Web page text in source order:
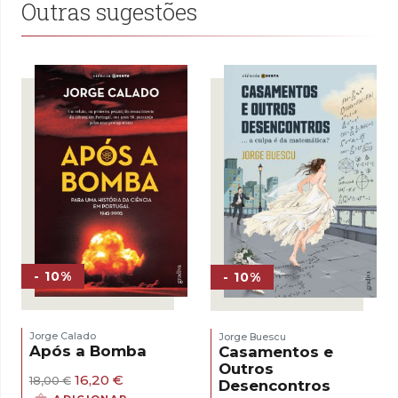
Outras sugestões
- 10%
Jorge Calado
Após a Bomba
18,00€ O
preço
16,20 €
preço
- 10%
Jorge Buescu
Casamentos e
Outros
Desencontros